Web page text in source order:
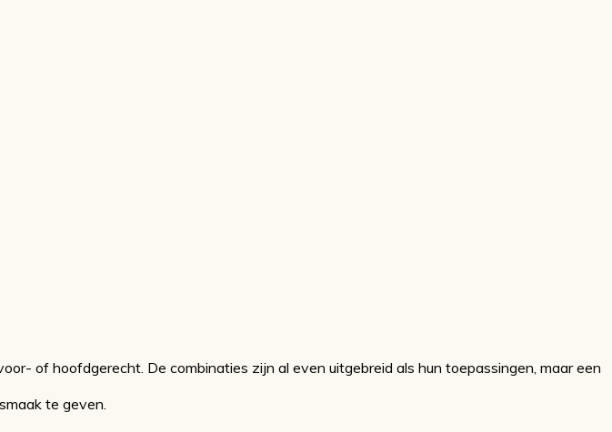
of hoofdgerecht. De combinaties zijn al even uitgebreid als hun toepassingen, maar een
te geven.